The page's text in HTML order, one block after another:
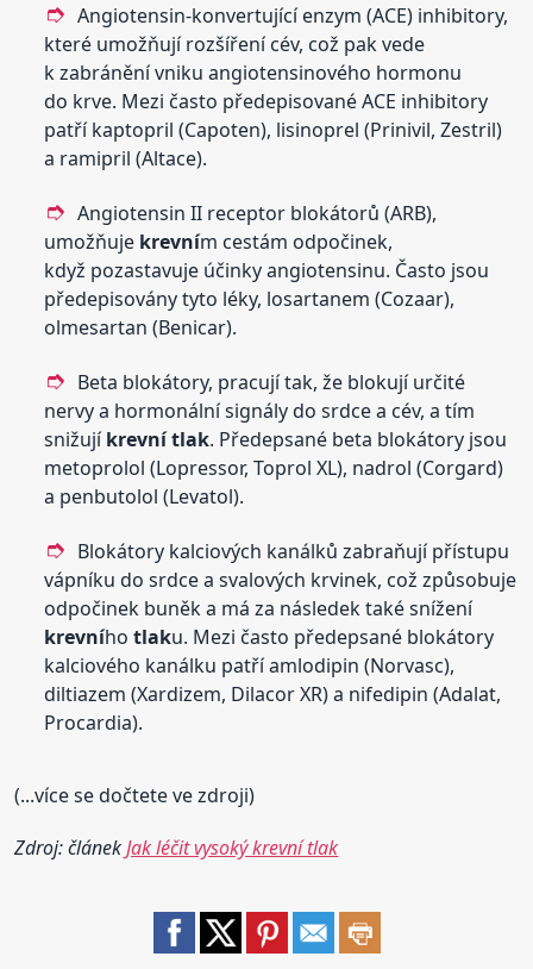
Angiotensin-konvertující enzym (ACE) inhibitory,
které umožňují rozšíření cév, což pak vede
k zabránění vniku angiotensinového hormonu
do krve. Mezi často předepisované ACE inhibitory
patří kaptopril (Capoten), lisinoprel (Prinivil, Zestril)
a ramipril (Altace).
Angiotensin II receptor blokátorů (ARB),
umožňuje krevním cestám odpočinek,
když pozastavuje účinky angiotensinu. Často jsou
předepisovány tyto léky, losartanem (Cozaar),
olmesartan (Benicar).
Beta blokátory, pracují tak, že blokují určité
nervy a hormonální signály do srdce a cév, a tím
snižujíkrevnítlak. Předepsané beta blokátory jsou
metoprolol (Lopressor, Toprol XL), nadrol (Corgard)
a penbutolol (Levatol).
Blokátory kalciových kanálků zabraňují přístupu
vápníku do srdce a svalových krvinek, což způsobuje
odpočinek buněk a má za následek také snížení
krevníhotlaku. Mezi často předepsané blokátory
kalciového kanálku patří amlodipin (Norvasc),
diltiazem (Xardizem, Dilacor XR) a nifedipin (Adalat,
Procardia).
(...více se dočtete ve zdroji)
Zdroj: článekJak léčit vysoký krevní tlak